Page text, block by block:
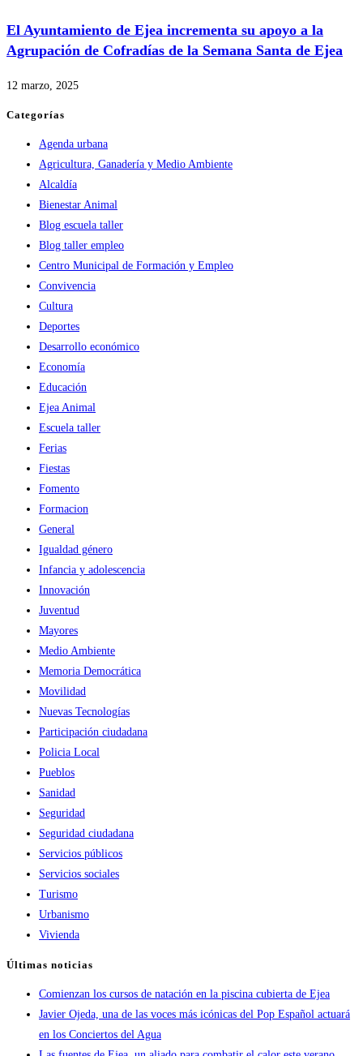
El Ayuntamiento de Ejea incrementa su apoyo a la
Agrupación de Cofradías de la Semana Santa de Ejea
12 marzo, 2025
Categorías
Agenda urbana
Agricultura, Ganadería y Medio Ambiente
Alcaldía
Bienestar Animal
Blog escuela taller
Blog taller empleo
Centro Municipal de Formación y Empleo
Convivencia
Cultura
Deportes
Desarrollo económico
Economía
Educación
Ejea Animal
Escuela taller
Ferias
Fiestas
Fomento
Formacion
General
Igualdad género
Infancia y adolescencia
Innovación
Juventud
Mayores
Medio Ambiente
Memoria Democrática
Movilidad
Nuevas Tecnologías
Participación ciudadana
Policia Local
Pueblos
Sanidad
Seguridad
Seguridad ciudadana
Servicios públicos
Servicios sociales
Turismo
Urbanismo
Vivienda
Últimas noticias
Comienzan los cursos de natación en la piscina cubierta de Ejea
Javier Ojeda, una de las voces más icónicas del Pop Español actuará
en los Conciertos del Agua